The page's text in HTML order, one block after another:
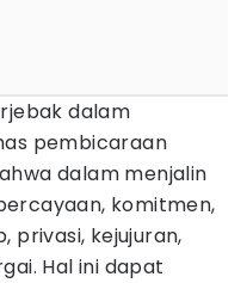
dalam
pembicaraan
dalam menjalin
komitmen,
privasi, kejujuran,
Hal ini dapat